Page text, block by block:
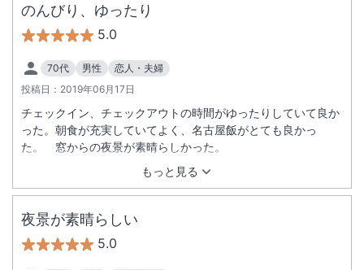
のんびり、ゆったり
5.0
70代 男性
恋人・夫婦
投稿日： 2019年06月17日
もっと見る
チェックイン、チェックアウトの時間がゆったりしていて良か
った。朝食が充実していてよく、名古屋飯がとても良かっ
た。 窓からの夜景が素晴らしかった。
夜景が素晴らしい
5.0